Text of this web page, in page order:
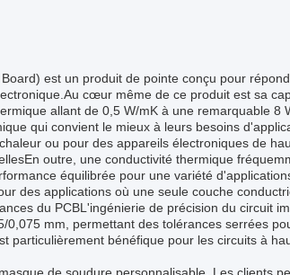
est un produit de pointe conçu pour
cœur même de ce produit est sa
allant de 0,5 W/mK à une remarquable 8
qui convient le mieux à leurs besoins
ou pour des appareils électroniques de
outre, une conductivité thermique
équilibrée pour une variété
des applications où une seule couche
du PCBL'ingénierie de précision du circuit
mm, permettant des tolérances serrées
particulièrement bénéfique pour les circuits à